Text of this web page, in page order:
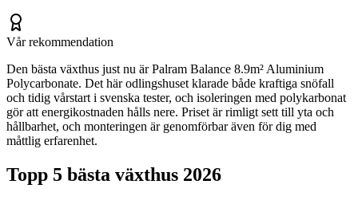
Vår rekommendation
Den bästa växthus just nu är Palram Balance 8.9m² Aluminium
Polycarbonate. Det här odlingshuset klarade både kraftiga snöfall
och tidig vårstart i svenska tester, och isoleringen med polykarbonat
gör att energikostnaden hålls nere. Priset är rimligt sett till yta och
hållbarhet, och monteringen är genomförbar även för dig med
måttlig erfarenhet.
Topp 5 bästa växthus 2026